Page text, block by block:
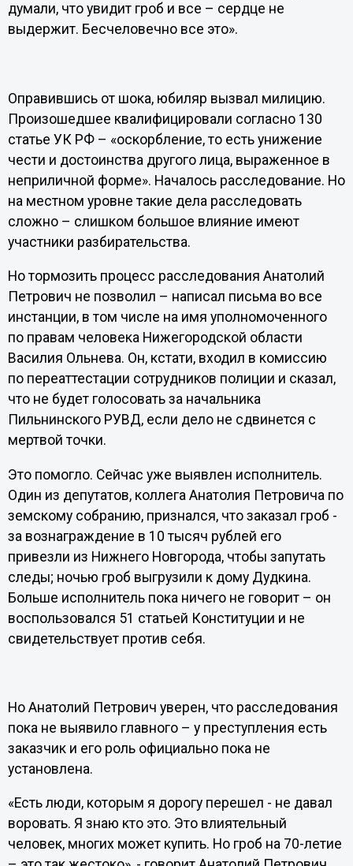
думали, что увидит гроб и все – сердце не
выдержит. Бесчеловечно все это».
Оправившись от шока, юбиляр вызвал милицию.
Произошедшее квалифицировали согласно 130
статье УК РФ – «оскорбление, то есть унижение
чести и достоинства другого лица, выраженное в
неприличной форме». Началось расследование. Но
на местном уровне такие дела расследовать
сложно – слишком большое влияние имеют
участники разбирательства.
Но тормозить процесс расследования Анатолий
Петрович не позволил – написал письма во все
инстанции, в том числе на имя уполномоченного
по правам человека Нижегородской области
Василия Ольнева. Он, кстати, входил в комиссию
по переаттестации сотрудников полиции и сказал,
что не будет голосовать за начальника
Пильнинского РУВД, если дело не сдвинется с
мертвой точки.
Это помогло. Сейчас уже выявлен исполнитель.
Один из депутатов, коллега Анатолия Петровича по
земскому собранию, признался, что заказал гроб -
за вознаграждение в 10 тысяч рублей его
привезли из Нижнего Новгорода, чтобы запутать
следы; ночью гроб выгрузили к дому Дудкина.
Больше исполнитель пока ничего не говорит – он
воспользовался 51 статьей Конституции и не
свидетельствует против себя.
Но Анатолий Петрович уверен, что расследования
пока не выявило главного – у преступления есть
заказчик и его роль официально пока не
установлена.
«Есть люди, которым я дорогу перешел - не давал
воровать. Я знаю кто это. Это влиятельный
человек, многих может купить. Но гроб на 70-летие